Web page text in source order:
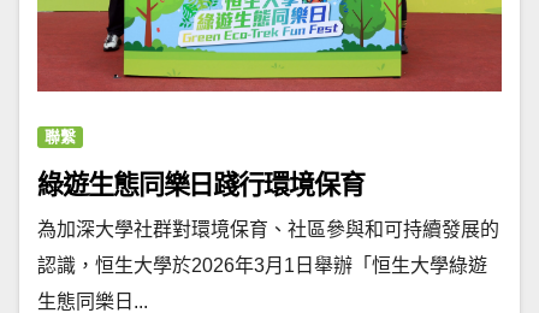
聯繫
綠遊生態同樂日踐行環境保育
為加深大學社群對環境保育、社區參與和可持續發展的
認識，恒生大學於2026年3月1日舉辦「恒生大學綠遊
生態同樂日...